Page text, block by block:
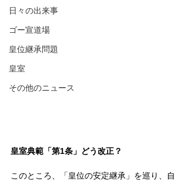
日々の出来事
ゴー宣道場
皇位継承問題
皇室
その他のニュース
皇室典範「第1条」どう改正？
このところ、「皇位の安定継承」を巡り、自